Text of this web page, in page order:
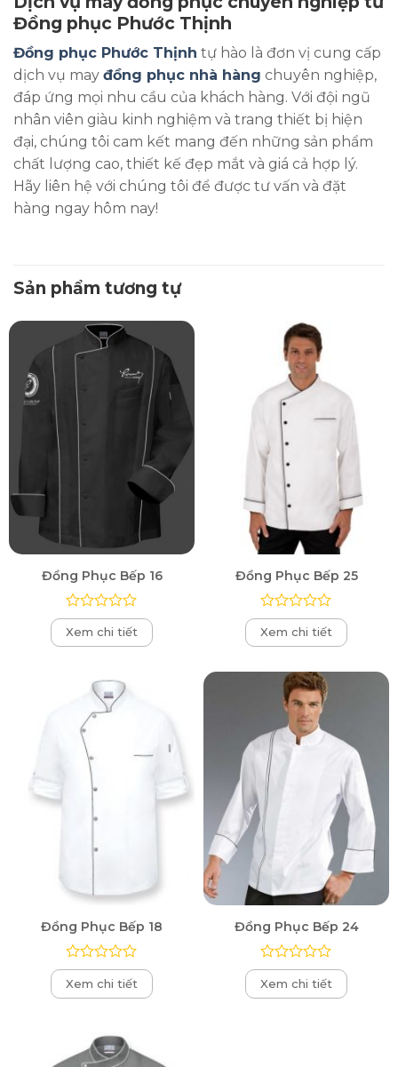
Đồng phục Phước Thịnh
Đồng phục Phước Thịnh tự hào là đơn vị cung cấp
dịch vụ may đồng phục nhà hàng chuyên nghiệp,
đáp ứng mọi nhu cầu của khách hàng. Với đội ngũ
nhân viên giàu kinh nghiệm và trang thiết bị hiện
đại, chúng tôi cam kết mang đến những sản phẩm
chất lượng cao, thiết kế đẹp mắt và giá cả hợp lý.
Hãy liên hệ với chúng tôi để được tư vấn và đặt
hàng ngay hôm nay!
Sản phẩm tương tự
Đồng Phục Bếp 16
Được
xếp
hạng
Xem chi tiết
Đồng Phục Bếp 25
Được
xếp
hạng
Xem chi tiết
Đồng Phục Bếp 18
Được
xếp
hạng
Xem chi tiết
Đồng Phục Bếp 24
Được
xếp
hạng
Xem chi tiết